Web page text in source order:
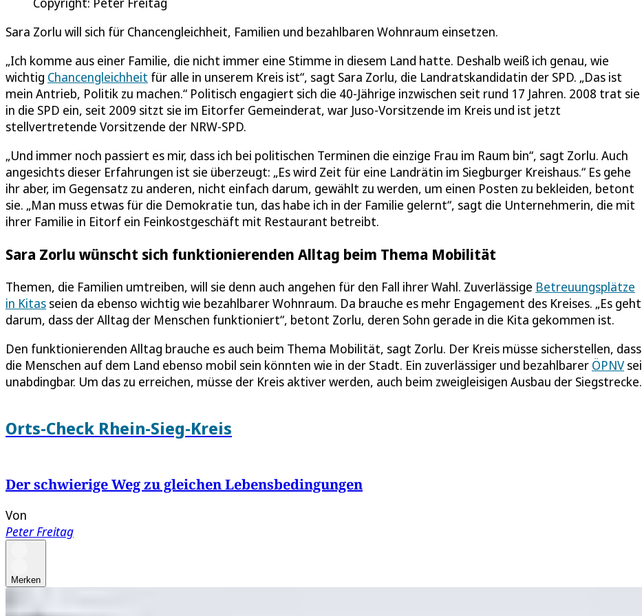
Sara Zorlu will sich für Chancengleichheit, Familien und bezahlbaren Wohnraum einsetzen.
„Ich komme aus einer Familie, die nicht immer eine Stimme in diesem Land hatte. Deshalb weiß ich genau, wie
wichtig Chancengleichheit für alle in unserem Kreis ist“, sagt Sara Zorlu, die Landratskandidatin der SPD. „Das ist
mein Antrieb, Politik zu machen.“ Politisch engagiert sich die 40-Jährige inzwischen seit rund 17 Jahren. 2008 trat sie
in die SPD ein, seit 2009 sitzt sie im Eitorfer Gemeinderat, war Juso-Vorsitzende im Kreis und ist jetzt
stellvertretende Vorsitzende der NRW-SPD.
„Und immer noch passiert es mir, dass ich bei politischen Terminen die einzige Frau im Raum bin“, sagt Zorlu. Auch
angesichts dieser Erfahrungen ist sie überzeugt: „Es wird Zeit für eine Landrätin im Siegburger Kreishaus.“ Es gehe
ihr aber, im Gegensatz zu anderen, nicht einfach darum, gewählt zu werden, um einen Posten zu bekleiden, betont
sie. „Man muss etwas für die Demokratie tun, das habe ich in der Familie gelernt“, sagt die Unternehmerin, die mit
ihrer Familie in Eitorf ein Feinkostgeschäft mit Restaurant betreibt.
Sara Zorlu wünscht sich funktionierenden Alltag beim Thema Mobilität
Themen, die Familien umtreiben, will sie denn auch angehen für den Fall ihrer Wahl. Zuverlässige Betreuungsplätze
in Kitas seien da ebenso wichtig wie bezahlbarer Wohnraum. Da brauche es mehr Engagement des Kreises. „Es geht
darum, dass der Alltag der Menschen funktioniert“, betont Zorlu, deren Sohn gerade in die Kita gekommen ist.
Den funktionierenden Alltag brauche es auch beim Thema Mobilität, sagt Zorlu. Der Kreis müsse sicherstellen, dass
die Menschen auf dem Land ebenso mobil sein könnten wie in der Stadt. Ein zuverlässiger und bezahlbarer ÖPNV sei
unabdingbar. Um das zu erreichen, müsse der Kreis aktiver werden, auch beim zweigleisigen Ausbau der Siegstrecke.
Orts-Check Rhein-Sieg-Kreis
Der schwierige Weg zu gleichen Lebensbedingungen
Von
Peter Freitag
Merken